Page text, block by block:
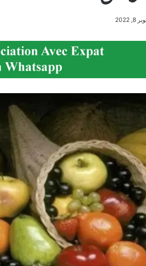
8, 2022